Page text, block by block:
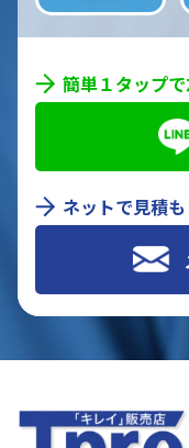
簡単１タップ
ネットで見積